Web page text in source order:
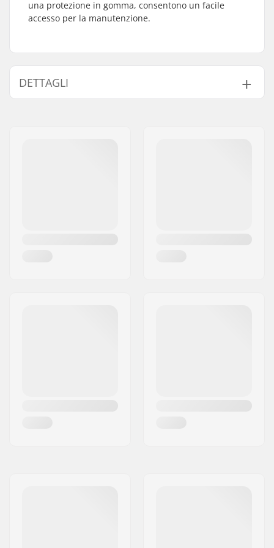
una protezione in gomma, consentono un facile
accesso per la manutenzione.
DETTAGLI